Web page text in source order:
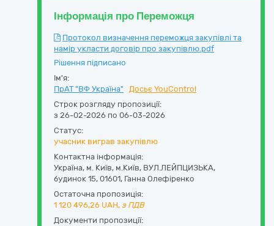
Інформація про Переможця
Протокол визначення переможця закупівлі та
намір укласти договір про закупівлю.pdf
Рішення підписано
Ім'я:
ПрАТ "ВФ Україна"
Досьє YouControl
Строк розгляду пропозиції:
з 26-02-2026 по 06-03-2026
Статус:
учасник виграв закупівлю
Контактна інформація:
Україна, м. Київ, м.Київ, ВУЛ.ЛЕЙПЦИЗЬКА,
будинок 15, 01601, Ганна Олефіренко
Остаточна пропозиція:
1 120 496,26 UAH, з ПДВ
Документи пропозиції: